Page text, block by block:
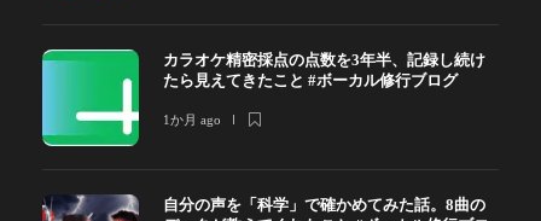
カラオケ精密採点の点数を3年半、記録し続け
たら見えてきたこと #ボーカル修行ブログ
1か月 ago
自分の声を「科学」で確かめてみた話。8曲の